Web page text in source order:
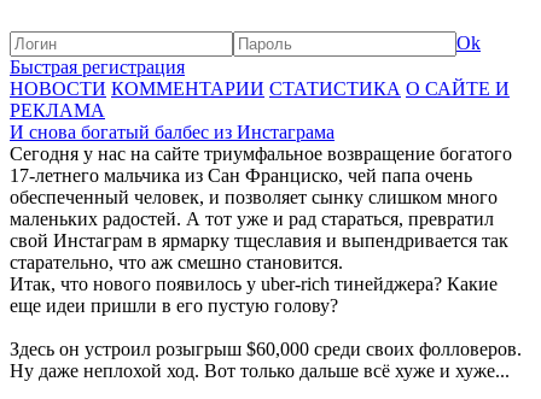
Ok
Быстрая регистрация
НОВОСТИ КОММЕНТАРИИ СТАТИСТИКА О САЙТЕ И
РЕКЛАМА
И снова богатый балбес из Инстаграма
Сегодня у нас на сайте триумфальное возвращение богатого
17-летнего мальчика из Сан Франциско, чей папа очень
обеспеченный человек, и позволяет сынку слишком много
маленьких радостей. А тот уже и рад стараться, превратил
свой Инстаграм в ярмарку тщеславия и выпендривается так
старательно, что аж смешно становится.
Итак, что нового появилось у uber-rich тинейджера? Какие
еще идеи пришли в его пустую голову?
Здесь он устроил розыгрыш $60,000 среди своих фолловеров.
Ну даже неплохой ход. Вот только дальше всё хуже и хуже...